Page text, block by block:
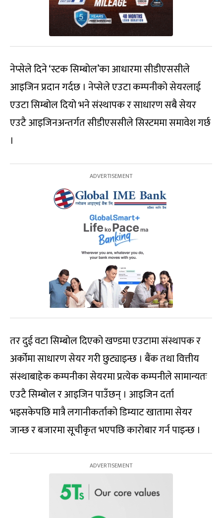
नेप्सेले दिने ‘स्टक सिम्बोल’का आधारमा सीडीएससीले
आइजिन प्रदान गर्दछ । नेप्सेले एउटा कम्पनीको सेयरलाई
एउटा सिम्बोल दियो भने संस्थापक र साधारण सबै सेयर
एउटै आइजिनअन्तर्गत सीडीएससीले सिस्टममा समावेश गर्छ
।
तर दुई वटा सिम्बोल दिएको खण्डमा एउटामा संस्थापक र
अर्कोमा साधारण सेयर गरी छुट्याइन्छ । बैंक तथा वित्तीय
संस्थाबाहेक कम्पनीका सेयरमा प्रत्येक कम्पनीले सामान्यतः
एउटै सिम्बोल र आइजिन पाउँछन् । आइजिन दर्ता
भइसकेपछि मात्रै लगानीकर्ताको डिम्याट खातामा सेयर
जान्छ र बजारमा सूचीकृत भएपछि कारोबार गर्न पाइन्छ ।